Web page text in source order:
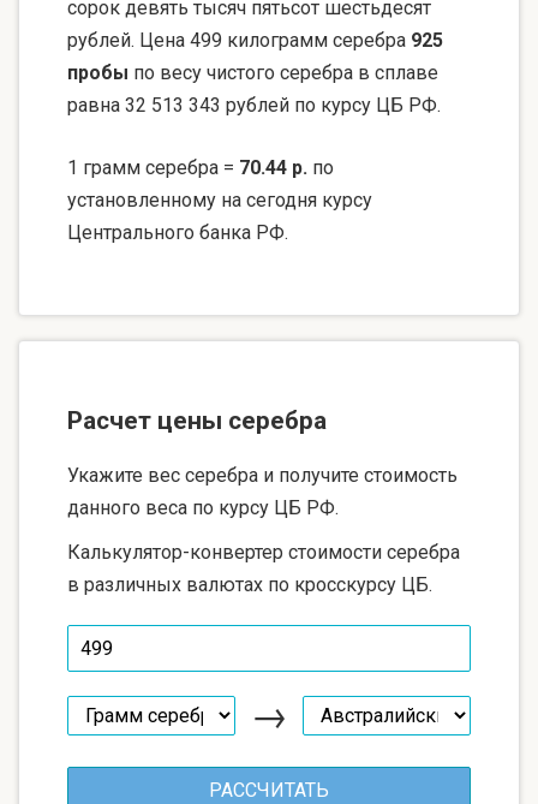
сорок девять тысяч пятьсот шестьдесят
рублей. Цена 499 килограмм серебра 925
пробы по весу чистого серебра в сплаве
равна 32 513 343 рублей по курсу ЦБ РФ.
1 грамм серебра = 70.44 р. по
установленному на сегодня курсу
Центрального банка РФ.
Расчет цены серебра
Укажите вес серебра и получите стоимость
данного веса по курсу ЦБ РФ.
Калькулятор-конвертер стоимости серебра
в различных валютах по кросскурсу ЦБ.
→